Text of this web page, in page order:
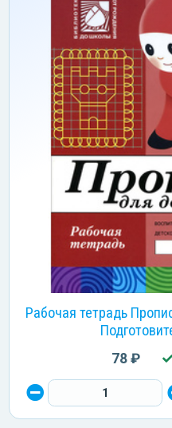
Рабочая тетрадь
78 ₽